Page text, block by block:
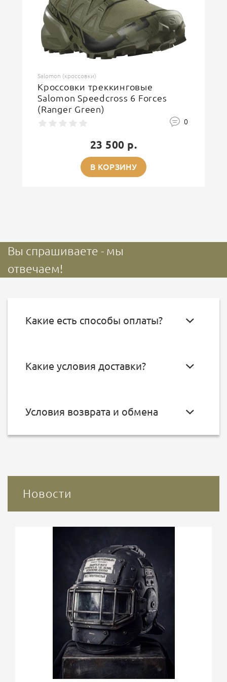
ОСТАВИТЬ ОТЗЫВ
Salomon (кроссовки)
Кроссовки треккинговые
Salomon Speedcross 6 Forces
(Ranger Green)
0
23 500 р.
В КОРЗИНУ
Вы спрашиваете - мы
отвечаем!
Какие есть способы оплаты?
Какие условия доставки?
Условия возврата и обмена
Новости